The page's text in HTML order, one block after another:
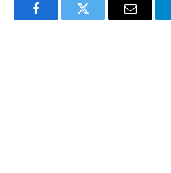
FacebookTwitter Email